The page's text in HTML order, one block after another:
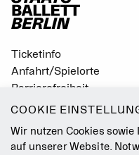
Ticketinfo
Anfahrt/Spielorte
Barrierefreiheit
Leichte Sprache
Leitbild
COOKIE
Wir nutzen Cookies
auf unserer Website.